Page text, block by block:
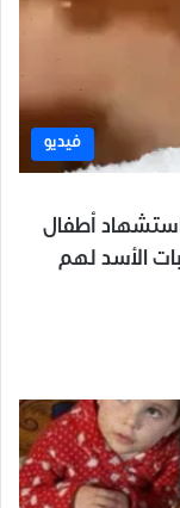
فيديو
استشهاد أطفال
الأسد لهم